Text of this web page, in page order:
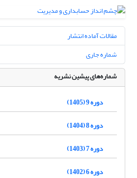
مقالات آماده انتشار
شماره جاری
شماره‌های پیشین نشریه
دوره 9 (1405)
دوره 8 (1404)
دوره 7 (1403)
دوره 6 (1402)